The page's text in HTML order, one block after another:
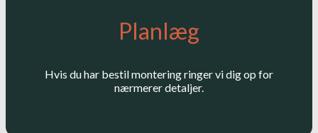
Planlæg
Hvis du har bestil montering ringer vi dig op for
nærmerer detaljer.